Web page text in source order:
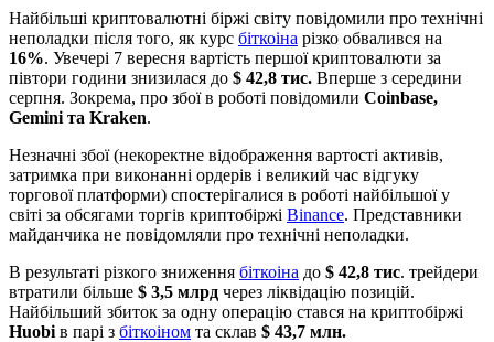
Найбільші криптовалютні біржі світу повідомили про технічні
неполадки після того, як курс біткоіна різко обвалився на
16%. Увечері 7 вересня вартість першої криптовалюти за
півтори години знизилася до $ 42,8 тис. Вперше з середини
серпня. Зокрема, про збої в роботі повідомили Coinbase,
Gemini та Kraken.
Незначні збої (некоректне відображення вартості активів,
затримка при виконанні ордерів і великий час відгуку
торгової платформи) спостерігалися в роботі найбільшої у
світі за обсягами торгів криптобіржі Binance. Представники
майданчика не повідомляли про технічні неполадки.
В результаті різкого зниження біткоіна до $ 42,8 тис. трейдери
втратили більше $ 3,5 млрд через ліквідацію позицій.
Найбільший збиток за одну операцію стався на криптобіржі
Huobi в парі з біткоіном та склав $ 43,7 млн.